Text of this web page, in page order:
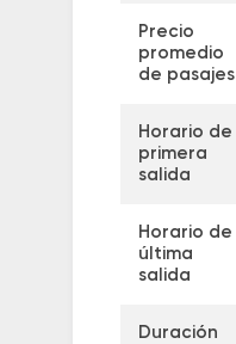
Precio
promedio
de pasajes
Horario de
primera
salida
Horario de
última
salida
Duración